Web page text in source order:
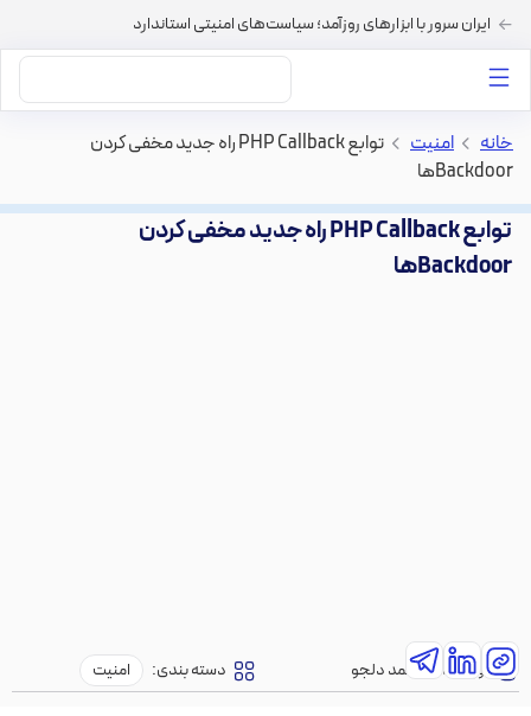
ایران سرور با ابزارهای روزآمد؛ سیاست‌های امنیتی استاندارد
خانه > امنیت >
توابع PHP Callback راه جدید مخفی کردن
Backdoorها
توابع PHP Callback راه جدید مخفی کردن
Backdoorها
نویسنده:محمد دلجو دسته بندی: امنیت